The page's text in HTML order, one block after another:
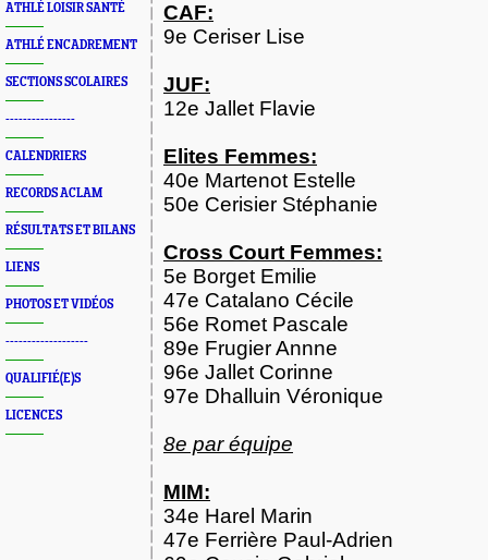
ATHLÉ LOISIR SANTÉ
ATHLÉ ENCADREMENT
SECTIONS SCOLAIRES
----------------
CALENDRIERS
RECORDS ACLAM
RÉSULTATS ET BILANS
LIENS
PHOTOS ET VIDÉOS
-------------------
QUALIFIÉ(E)S
LICENCES
CAF:
9e Ceriser Lise
JUF:
12e Jallet Flavie
Elites Femmes:
40e Martenot Estelle
50e Cerisier Stéphanie
Cross Court Femmes:
5e Borget Emilie
47e Catalano Cécile
56e Romet Pascale
89e Frugier Annne
96e Jallet Corinne
97e Dhalluin Véronique
8e par équipe
MIM:
34e Harel Marin
47e Ferrière Paul-Adrien